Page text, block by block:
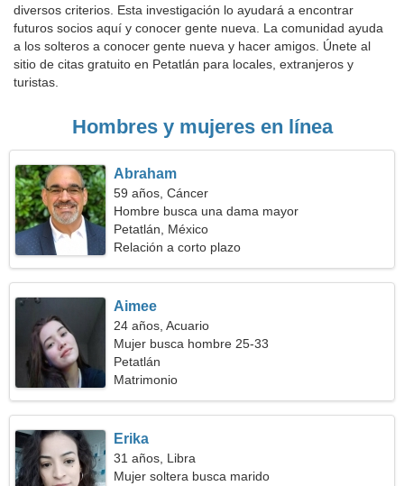
diversos criterios. Esta investigación lo ayudará a encontrar
futuros socios aquí y conocer gente nueva. La comunidad ayuda
a los solteros a conocer gente nueva y hacer amigos. Únete al
sitio de citas gratuito en Petatlán para locales, extranjeros y
turistas.
Hombres y mujeres en línea
Abraham
59 años, Cáncer
Hombre busca una dama mayor
Petatlán, México
Relación a corto plazo
Aimee
24 años, Acuario
Mujer busca hombre 25-33
Petatlán
Matrimonio
Erika
31 años, Libra
Mujer soltera busca marido